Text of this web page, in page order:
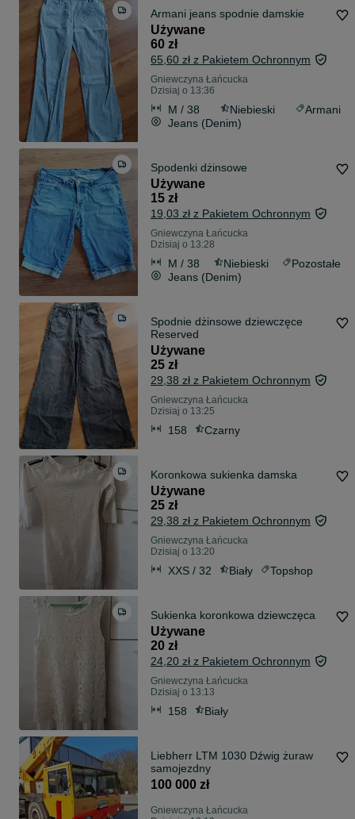
Armani jeans spodnie damskie
Używane
60 zł
65,60 zł z Pakietem Ochronnym
Gniewczyna Łańcucka
Dzisiaj o 13:36
M / 38 Niebieski
Armani
Jeans (Denim)
Spodenki dżinsowe
Używane
15 zł
19,03 zł z Pakietem Ochronnym
Gniewczyna Łańcucka
Dzisiaj o 13:28
M / 38 Niebieski
Pozostałe
Jeans (Denim)
Spodnie dżinsowe dziewczęce
Reserved
Używane
25 zł
29,38 zł z Pakietem Ochronnym
Gniewczyna Łańcucka
Dzisiaj o 13:25
158 Czarny
Koronkowa sukienka damska
Używane
25 zł
29,38 zł z Pakietem Ochronnym
Gniewczyna Łańcucka
Dzisiaj o 13:20
XXS / 32 Biały Topshop
Sukienka koronkowa dziewczęca
Używane
20 zł
24,20 zł z Pakietem Ochronnym
Gniewczyna Łańcucka
Dzisiaj o 13:13
158 Biały
Liebherr LTM 1030 Dźwig żuraw
samojezdny
100 000 zł
Gniewczyna Łańcucka